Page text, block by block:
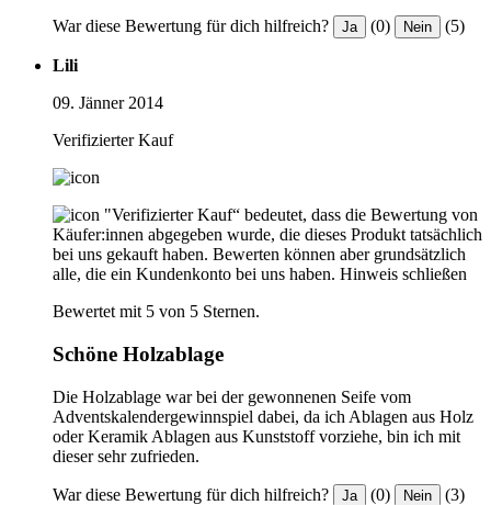
War diese Bewertung für dich hilfreich? Ja (0) Nein (5)
Lili
09. Jänner 2014
Verifizierter Kauf
"Verifizierter Kauf“ bedeutet, dass die Bewertung von
Käufer:innen abgegeben wurde, die dieses Produkt tatsächlich
bei uns gekauft haben. Bewerten können aber grundsätzlich
alle, die ein Kundenkonto bei uns haben. Hinweis schließen
Bewertet mit 5 von 5 Sternen.
Schöne Holzablage
Die Holzablage war bei der gewonnenen Seife vom
Adventskalendergewinnspiel dabei, da ich Ablagen aus Holz
oder Keramik Ablagen aus Kunststoff vorziehe, bin ich mit
dieser sehr zufrieden.
War diese Bewertung für dich hilfreich? Ja (0) Nein (3)